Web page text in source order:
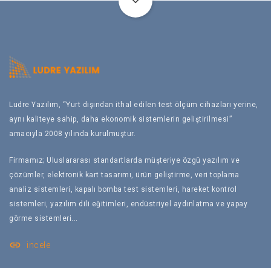
Ludre Yazılım, “Yurt dışından ithal edilen test ölçüm cihazları yerine,
aynı kaliteye sahip, daha ekonomik sistemlerin geliştirilmesi”
amacıyla 2008 yılında kurulmuştur.
Firmamız; Uluslararası standartlarda müşteriye özgü yazılım ve
çözümler, elektronik kart tasarımı, ürün geliştirme, veri toplama
analiz sistemleri, kapalı bomba test sistemleri, hareket kontrol
sistemleri, yazılım dili eğitimleri, endüstriyel aydınlatma ve yapay
görme sistemleri...
link incele